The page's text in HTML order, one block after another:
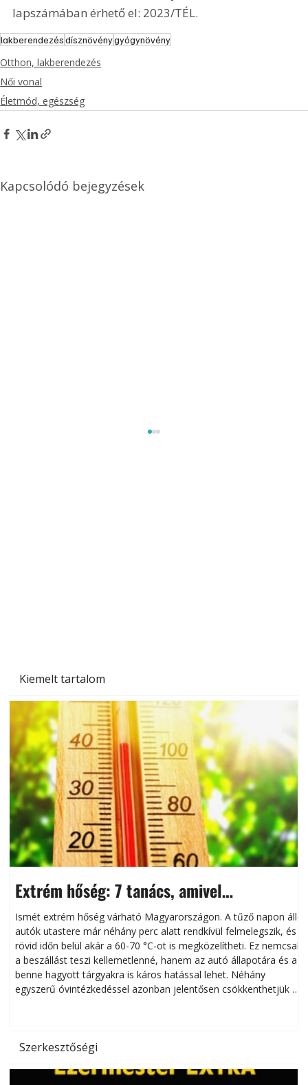
Kiemelt tartalom
Extrém hőség: 7 tanács, amivel
megóvhatjuk autónkat a nyári károktól
Ismét extrém hőség várható Magyarországon. A tűző napon álló
autók utastere már néhány perc alatt rendkívül felmelegszik, és
rövid időn belül akár a 60-70 °C-ot is megközelítheti. Ez nemcsak
a beszállást teszi kellemetlenné, hanem az autó állapotára és a
benne hagyott tárgyakra is káros hatással lehet. Néhány
egyszerű óvintézkedéssel azonban jelentősen csökkenthetjük a
Szerkesztőségi
lapszámában érhető el: 2023/TÉL.
lakberendezésdísznövénygyógynövény
Otthon, lakberendezés
Női vonal
Életmód, egészség
Kapcsolódó bejegyzések